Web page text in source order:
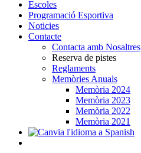
Escoles
Programació Esportiva
Noticies
Contacte
Contacta amb Nosaltres
Reserva de pistes
Reglaments
Memòries Anuals
Memòria 2024
Memòria 2023
Memòria 2022
Memòria 2021